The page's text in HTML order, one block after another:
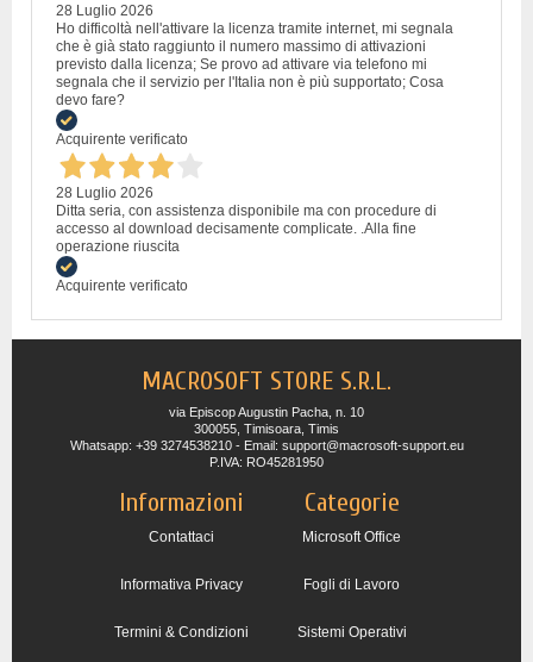
28 Luglio 2026
Ho difficoltà nell'attivare la licenza tramite internet, mi segnala
che è già stato raggiunto il numero massimo di attivazioni
previsto dalla licenza; Se provo ad attivare via telefono mi
segnala che il servizio per l'Italia non è più supportato; Cosa
devo fare?
Acquirente verificato
28 Luglio 2026
Ditta seria, con assistenza disponibile ma con procedure di
accesso al download decisamente complicate. .Alla fine
operazione riuscita
Acquirente verificato
MACROSOFT STORE S.R.L.
via Episcop Augustin Pacha, n. 10
300055, Timisoara, Timis
Whatsapp: +39 3274538210 - Email: support@macrosoft-support.eu
P.IVA: RO45281950
Informazioni
Contattaci
Informativa Privacy
Termini & Condizioni
Categorie
Microsoft Office
Fogli di Lavoro
Sistemi Operativi